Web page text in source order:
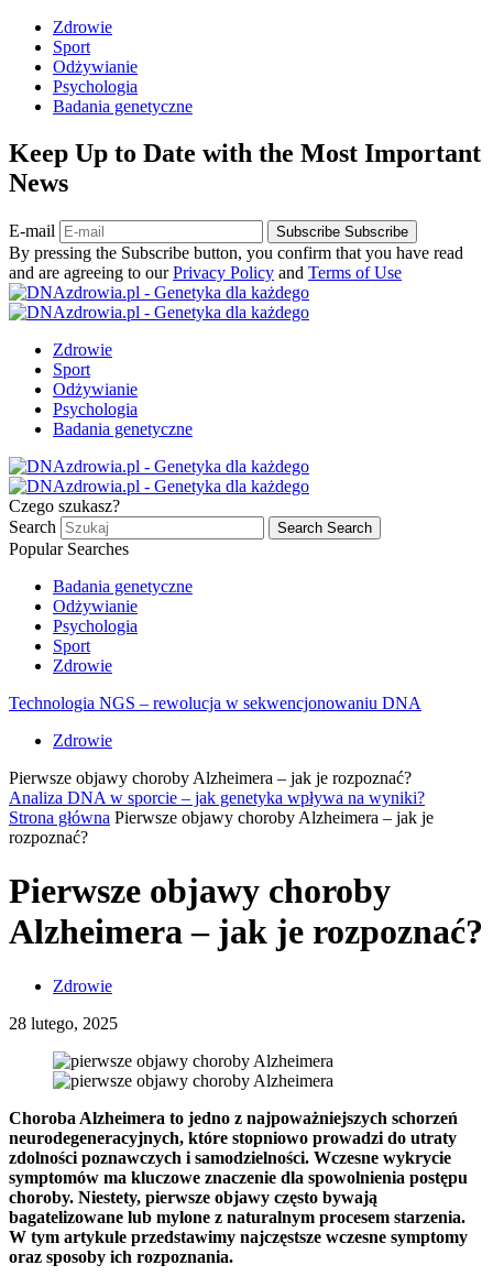
Zdrowie
Sport
Odżywianie
Psychologia
Badania genetyczne
Keep Up to Date with the Most Important
News
E-mail Subscribe Subscribe
By pressing the Subscribe button, you confirm that you have read
and are agreeing to ourPrivacy Policy and Terms of Use
Zdrowie
Sport
Odżywianie
Psychologia
Badania genetyczne
Czego szukasz?
Search
Search Search
Popular Searches
Badania genetyczne
Odżywianie
Psychologia
Sport
Zdrowie
Technologia NGS – rewolucja w sekwencjonowaniu DNA
Zdrowie
Pierwsze objawy choroby Alzheimera – jak je rozpoznać?
Analiza DNA w sporcie – jak genetyka wpływa na wyniki?
Strona główna Pierwsze objawy choroby Alzheimera – jak je
rozpoznać?
Pierwsze objawy choroby
Alzheimera – jak je rozpoznać?
Zdrowie
28 lutego, 2025
Choroba Alzheimera to jedno z najpoważniejszych schorzeń
neurodegeneracyjnych, które stopniowo prowadzi do utraty
zdolności poznawczych i samodzielności. Wczesne wykrycie
symptomów ma kluczowe znaczenie dla spowolnienia postępu
choroby. Niestety, pierwsze objawy często bywają
bagatelizowane lub mylone z naturalnym procesem starzenia.
W tym artykule przedstawimy najczęstsze wczesne symptomy
oraz sposoby ich rozpoznania.